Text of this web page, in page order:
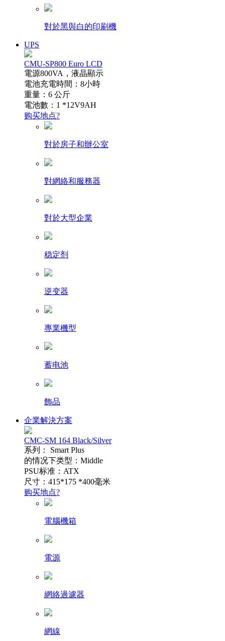
對於黑與白的印刷機
UPS
CMU-SP800 Euro LCD
電源800VA，液晶顯示
電池充電時間：8小時
重量：6 公斤
電池數：1 *12V9AH
购买地点?
對於房子和辦公室
對網絡和服務器
對於大型企業
稳定剂
逆变器
專業機型
蓄电池
飾品
企業解決方案
CMC-SM 164 Black/Silver
系列： Smart Plus
的情况下类型：Middle
PSU标准：ATX
尺寸：415*175 *400毫米
购买地点?
電腦機箱
電源
網絡過濾器
網線